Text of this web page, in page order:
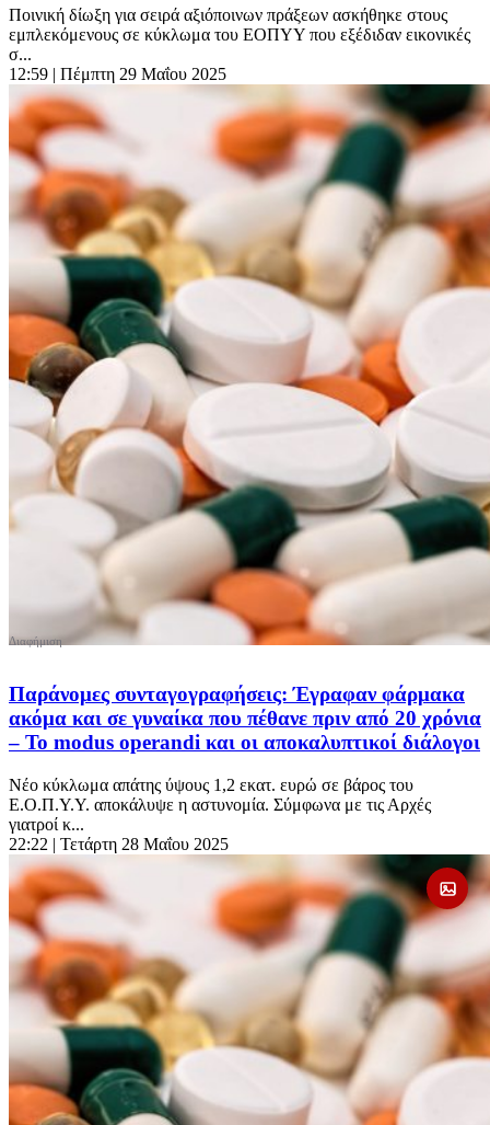
Ποινική δίωξη για σειρά αξιόποινων πράξεων ασκήθηκε στους
εμπλεκόμενους σε κύκλωμα του ΕΟΠΥΥ που εξέδιδαν εικονικές
σ...
12:59 | Πέμπτη 29 Μαΐου 2025
Παράνομες συνταγογραφήσεις: Έγραφαν φάρμακα
ακόμα και σε γυναίκα που πέθανε πριν από 20 χρόνια
– To modus operandi και οι αποκαλυπτικοί διάλογοι
Νέο κύκλωμα απάτης ύψους 1,2 εκατ. ευρώ σε βάρος του
Ε.Ο.Π.Υ.Υ. αποκάλυψε η αστυνομία. Σύμφωνα με τις Αρχές
γιατροί κ...
22:22 | Τετάρτη 28 Μαΐου 2025